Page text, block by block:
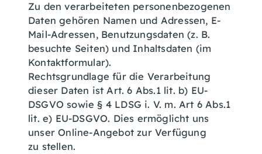
Zu den verarbeiteten personenbezogenen
Daten gehören Namen und Adressen, E-
Mail-Adressen, Benutzungsdaten (z. B.
besuchte Seiten) und Inhaltsdaten (im
Kontaktformular).
Rechtsgrundlage für die Verarbeitung
dieser Daten ist Art. 6 Abs.1 lit. b) EU-
DSGVO sowie § 4 LDSG i. V. m. Art 6 Abs.1
lit. e) EU-DSGVO. Dies ermöglicht uns
unser Online-Angebot zur Verfügung
zu stellen.